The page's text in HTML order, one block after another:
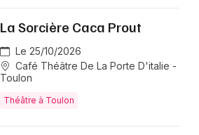
La Sorcière Caca Prout
Le 25/10/2026
Café Théâtre De La Porte D'italie -
Toulon
Théâtre à Toulon